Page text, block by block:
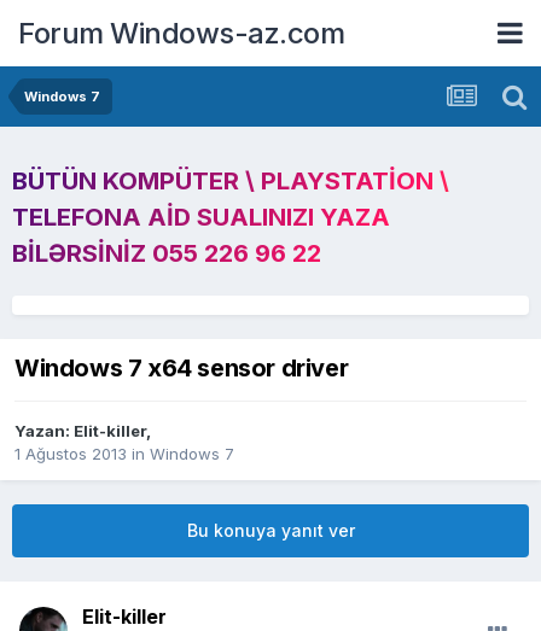
Forum Windows-az.com
Windows 7
BÜTÜN KOMPÜTER \ PLAYSTATION \
TELEFONA AID SUALINIZI YAZA
BILƏRSINIZ 055 226 96 22
Windows 7 x64 sensor driver
Yazan: Elit-killer,
1 Ağustos 2013 in Windows 7
Bu konuya yanıt ver
Elit-killer